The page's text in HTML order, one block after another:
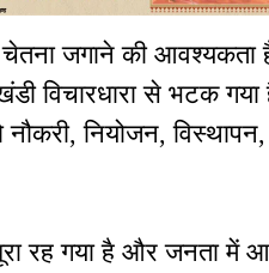
जगाने की आवश्यकता
विचारधारा से भटक
नियोजन,
रह गया है और जनता में